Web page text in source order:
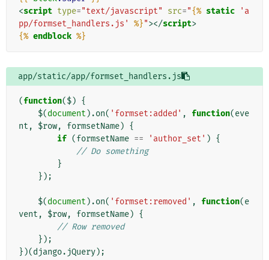
<script type="text/javascript" src="{% static
'a
pp/formset_handlers.js'
%}"></script>
{% endblock %}
app/static/app/formset_handlers.js
(function($) {
$(document ).on( 'formset:added' , function(eve
nt , $row, formsetName) {
if (formsetName == 'author_set' ) {
// Do something
}
});
$(document ).on( 'formset:removed' , function(e
vent , $row, formsetName) {
// Row removed
});
})(django. jQuery);